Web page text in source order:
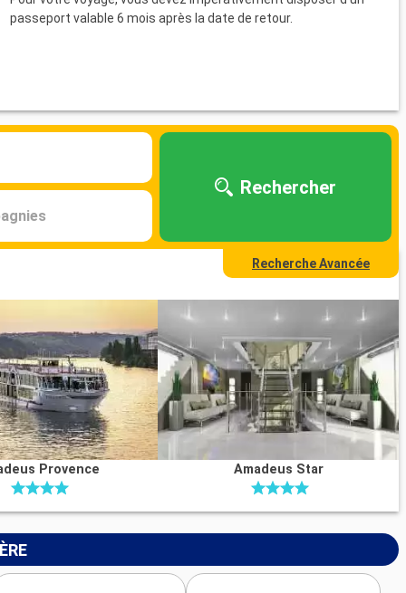
passeport valable 6 mois après la date de retour.
Rechercher
Recherche Avancée
Provence Amadeus Star